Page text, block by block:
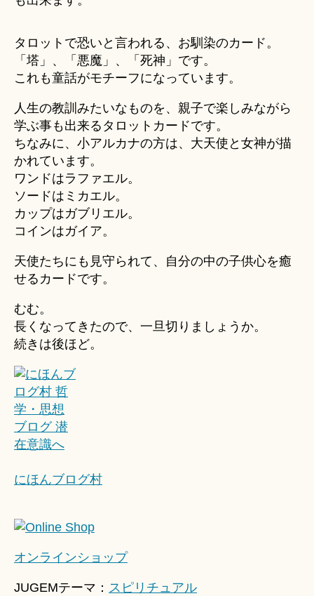
タロットで恐いと言われる、お馴染のカード。
「塔」、「悪魔」、「死神」です。
これも童話がモチーフになっています。
人生の教訓みたいなものを、親子で楽しみながら
学ぶ事も出来るタロットカードです。
ちなみに、小アルカナの方は、大天使と女神が描
かれています。
ワンドはラファエル。
ソードはミカエル。
カップはガブリエル。
コインはガイア。
天使たちにも見守られて、自分の中の子供心を癒
せるカードです。
むむ。
長くなってきたので、一旦切りましょうか。
続きは後ほど。
にほんブログ村
オンラインショップ
JUGEMテーマ： スピリチュアル